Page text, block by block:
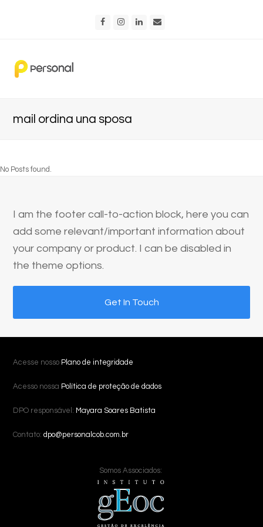
FacebookInstagram
LinkedIn
mail ordina una sposa
No Posts found.
I am the footer call-to-action block, here you can
add some relevant/important information about
your company or product. I can be disabled in
the theme options.
Get In Touch
Acesse nosso Plano de integridade
Acesso nossa Política de proteção de dados
DPO responsável: Mayara Soares Batista
Contato:dpo@personalcob.com.br
Somos Associados: